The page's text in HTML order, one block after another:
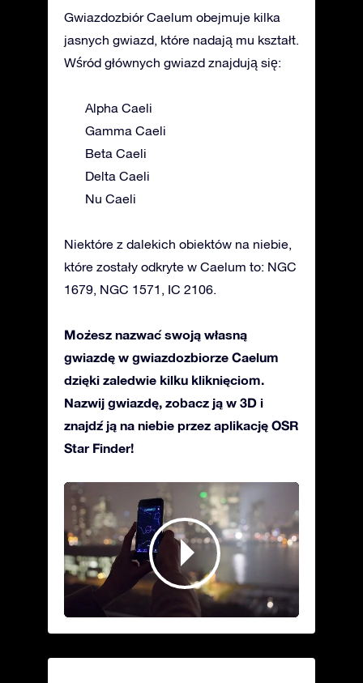
Gwiazdozbiór Caelum obejmuje kilka
jasnych gwiazd, które nadają mu kształt.
Wśród głównych gwiazd znajdują się:
Alpha Caeli
Gamma Caeli
Beta Caeli
Delta Caeli
Nu Caeli
Niektóre z dalekich obiektów na niebie,
które zostały odkryte w Caelum to: NGC
1679, NGC 1571, IC 2106.
Możesz nazwać swoją własną
gwiazdę w gwiazdozbiorze Caelum
dzięki zaledwie kilku kliknięciom.
Nazwij gwiazdę, zobacz ją w 3D i
znajdź ją na niebie przez aplikację OSR
Star Finder!